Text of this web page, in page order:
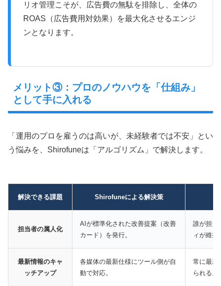
リオ管理こそが、広告費の無駄を排除し、全体の
ROAS（広告費用対効果）を最大化させるエンジ
ンとなります。
メリット③：プロのノウハウを「仕組み」
として手に入れる
「運用のプロを雇うのは高いが、未経験者では不安」とい
う悩みを、Shirofuneは「アルゴリズム」で解決します。
解決できる課題 Shirofuneによる解決策
担当者の属人化
AIが標準化された改善提案（改善
カード）を発行。
誰が担当
ィが維持
最新情報のキャ
ッチアップ
各媒体の最新仕様にツール側が自
動で対応。
常に最新
られる。